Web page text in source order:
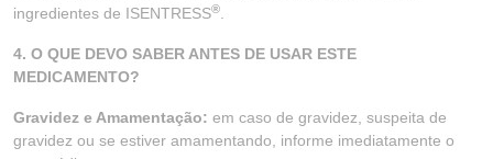
ingredientes de ISENTRESS®
4. O QUE DEVO SABER ANTES DE USAR ESTE
MEDICAMENTO?
Gravidez e Amamentação: em caso de gravidez, suspeita de
gravidez ou se estiver amamentando, informe imediatamente o